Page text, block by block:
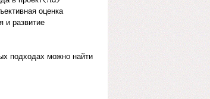
оценка
и развитие
подходах можно найти